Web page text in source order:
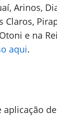
Arinos,
Claros,
e na
aqui.
aplicação de